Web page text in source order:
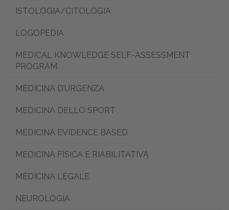
ISTOLOGIA/CITOLOGIA
LOGOPEDIA
MEDICAL KNOWLEDGE SELF-ASSESSMENT
PROGRAM
MEDICINA D’URGENZA
MEDICINA DELLO SPORT
MEDICINA EVIDENCE BASED
MEDICINA FISICA E RIABILITATIVA
MEDICINA LEGALE
NEUROLOGIA